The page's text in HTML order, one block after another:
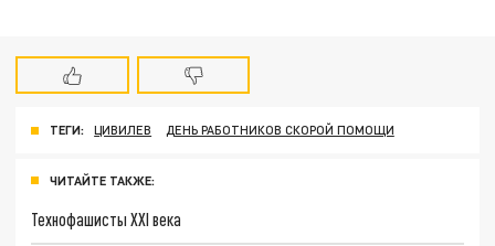
ТЕГИ: ЦИВИЛЕВ ДЕНЬ РАБОТНИКОВ СКОРОЙ ПОМОЩИ
ЧИТАЙТЕ ТАКЖЕ:
Технофашисты XXI века